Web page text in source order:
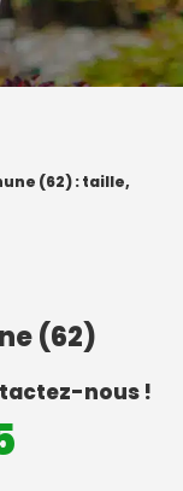
(62) : taille,
(62)
nous !